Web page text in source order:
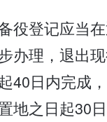
役登记应当
办理，退出
40日内完成
地之日起30